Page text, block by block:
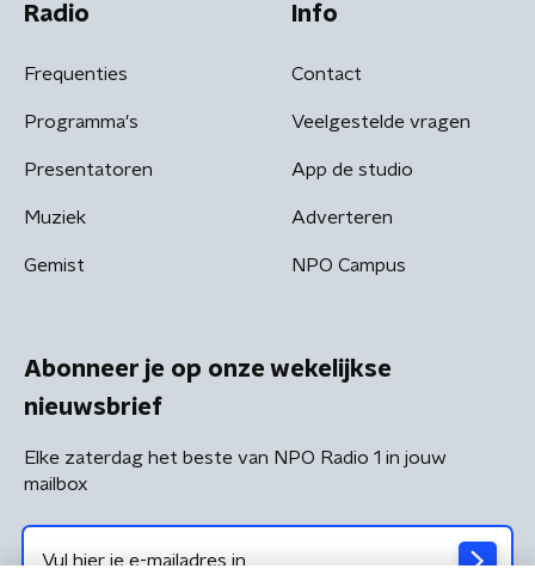
Radio
Frequenties
Programma's
Presentatoren
Muziek
Gemist
Info
Contact
Veelgestelde vragen
App de studio
Adverteren
NPO Campus
Abonneer je op onze wekelijkse
nieuwsbrief
Elke zaterdag het beste van NPO Radio 1 in jouw
mailbox